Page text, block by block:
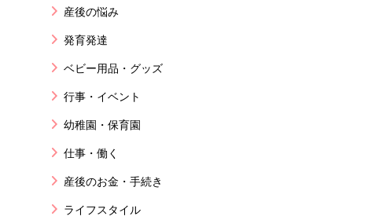
産後の悩み
発育発達
ベビー用品・グッズ
行事・イベント
幼稚園・保育園
仕事・働く
産後のお金・手続き
ライフスタイル